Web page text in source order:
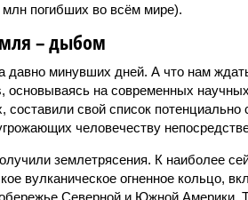
млн погибших во всём мире).
– дыбом
давно минувших дней. А что нам
основываясь на современных
составили свой список
человечеству
землетрясения. К наиболее
вулканическое огненное кольцо,
Северной и Южной Америки.